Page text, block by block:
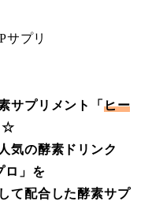
サプリメント「 ヒー
☆
気の酵素ドリンク
ロ」を
て配合した酵素サプ